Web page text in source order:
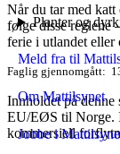
Planter og
Meld fra til
Om Mattilsynet
Jobbe i
Når du tar med
følge disse reglene
ferie i utlandet eller
Faglig gjennomgått
Innholdet på denne
EU/EØS til Norge.
kommersiell